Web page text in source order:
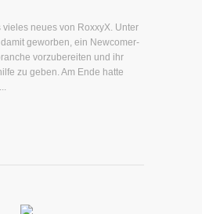
vieles neues von RoxxyX. Unter
geworben, ein Newcomer-
vorzubereiten und ihr
zu geben. Am Ende hatte